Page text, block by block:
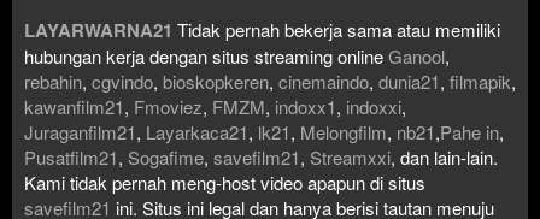
LAYARWARNA21 Tidak pernah bekerja sama atau memiliki
hubungan kerja dengan situs streaming onlineGanool,
rebahin, cgvindo, bioskopkeren, cinemaindo, dunia21, filmapik,
kawanfilm21, Fmoviez, FMZM, indoxx1, indoxxi,
Juraganfilm21, Layarkaca21, lk21, Melongfilm, nb21,Pahe in,
Pusatfilm21, Sogafime, savefilm21, Streamxxi, dan lain-lain.
Kami tidak pernah meng-host video apapun di situs
savefilm21 ini. Situs ini legal dan hanya berisi tautan menuju